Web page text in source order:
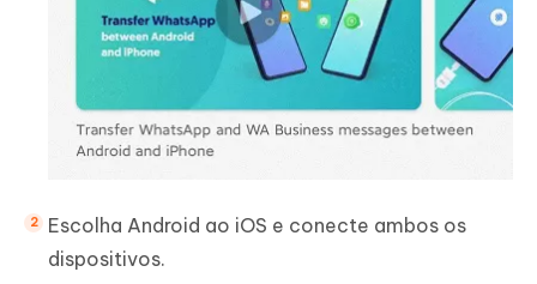
Escolha Android ao iOS e conecte ambos os
dispositivos.